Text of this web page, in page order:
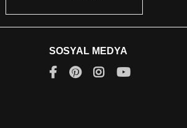
SOSYAL MEDYA